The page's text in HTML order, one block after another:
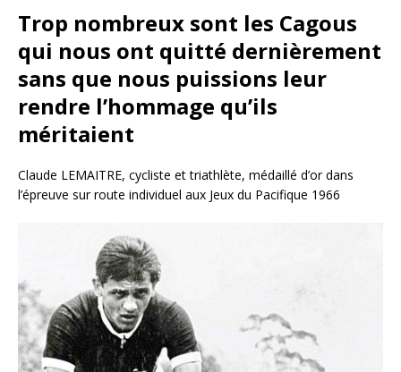
Trop nombreux sont les Cagous
qui nous ont quitté dernièrement
sans que nous puissions leur
rendre l’hommage qu’ils
méritaient
Claude LEMAITRE, cycliste et triathlète, médaillé d’or dans
l’épreuve sur route individuel aux Jeux du Pacifique 1966